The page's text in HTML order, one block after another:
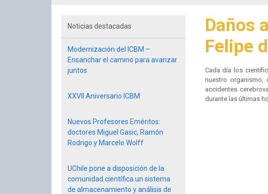
Daños
Felipe
Cada día los
nuestro
accidentes
durante las últimas
Noticias destacadas
Modernización del ICBM –
Ensanchar el camino para avanzar
juntos
XXVII Aniversario ICBM
Nuevos Profesores Eméritos:
doctores Miguel Gasic, Ramón
Rodrigo y Marcelo Wolff
UChile pone a disposición de la
comunidad científica un sistema
de almacenamiento y análisis de